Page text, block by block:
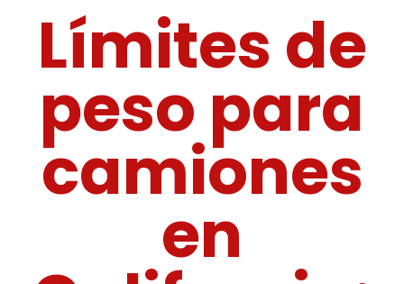
Límites de
peso para
camiones
en